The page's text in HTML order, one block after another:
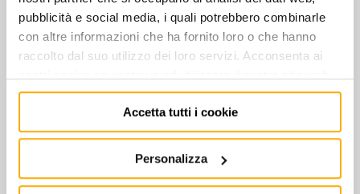
pubblicità e social media, i quali potrebbero combinarle
con altre informazioni che ha fornito loro o che hanno
raccolto dal suo utilizzo dei loro servizi. Acconsenta ai
Accetta tutti i cookie
Personalizza
459/1-M14 - ESTRATTORE A RULLI x VITI
PRIGIONIERE
1428-8 mm - ESTRATTORE PER DADI
DANNEGGIATI
14,00+ IVA